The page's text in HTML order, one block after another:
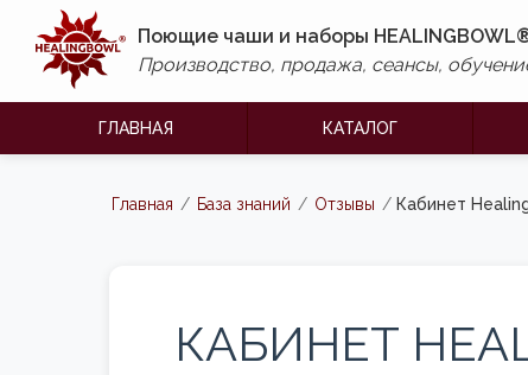
Поющие чаши и наборы
Производство, продажа, сеансы,
ГЛАВНАЯ КАТАЛОГ
Главная / База знаний / Отзывы / Кабинет
КАБИНЕТ